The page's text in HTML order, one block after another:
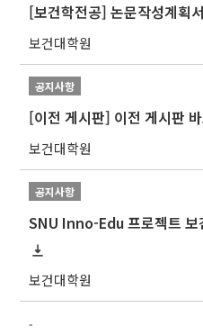
[보건학전공] 논문작성계획
보건대학원
공지사항
[이전 게시판] 이전 게시판
보건대학원
공지사항
보건대학원
-